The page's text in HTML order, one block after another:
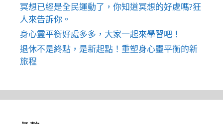
冥想已經是全民運動了，你知道冥想的好處嗎?狂
人來告訴你。
身心靈平衡好處多多，大家一起來學習吧！
退休不是終點，是新起點！重塑身心靈平衡的新
旅程